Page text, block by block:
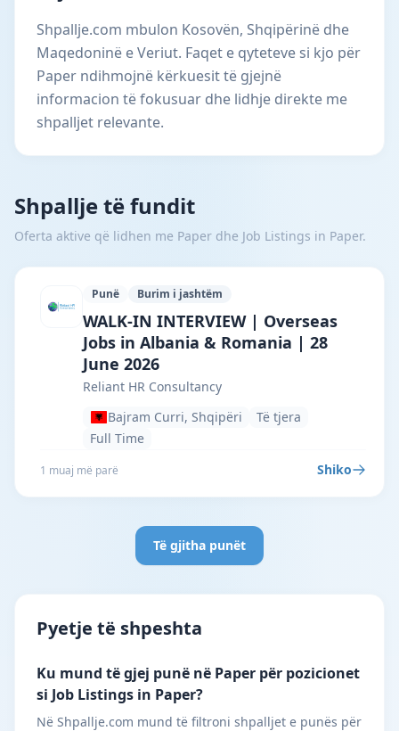
Shpallje.com mbulon Kosovën, Shqipërinë dhe
Maqedoninë e Veriut. Faqet e qyteteve si kjo për
Paper ndihmojnë kërkuesit të gjejnë
informacion të fokusuar dhe lidhje direkte me
shpalljet relevante.
Shpallje të fundit
Oferta aktive që lidhen me Paper dhe Job Listings in Paper.
Punë Burim i jashtëm
Reliant HR Consultancy · Bajram Curri
WALK-IN INTERVIEW | Overseas
Jobs in Albania & Romania | 28
June 2026
Reliant HR Consultancy
Bajram Curri, Shqipëri
Të tjera
Full Time
1 muaj më parë Shiko
Të gjitha punët
Pyetje të shpeshta
Ku mund të gjej punë në Paper për pozicionet
si Job Listings in Paper?
Në Shpallje.com mund të filtroni shpalljet e punës për